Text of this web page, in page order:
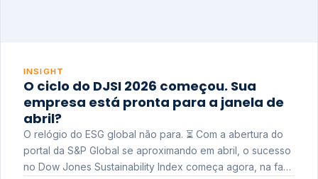
INSIGHT
O ciclo do DJSI 2026 começou. Sua
empresa está pronta para a janela de
abril?
O relógio do ESG global não para. ⏳ Com a abertura do
portal da S&P Global se aproximando em abril, o sucesso
no Dow Jones Sustainability Index começa agora, na fase